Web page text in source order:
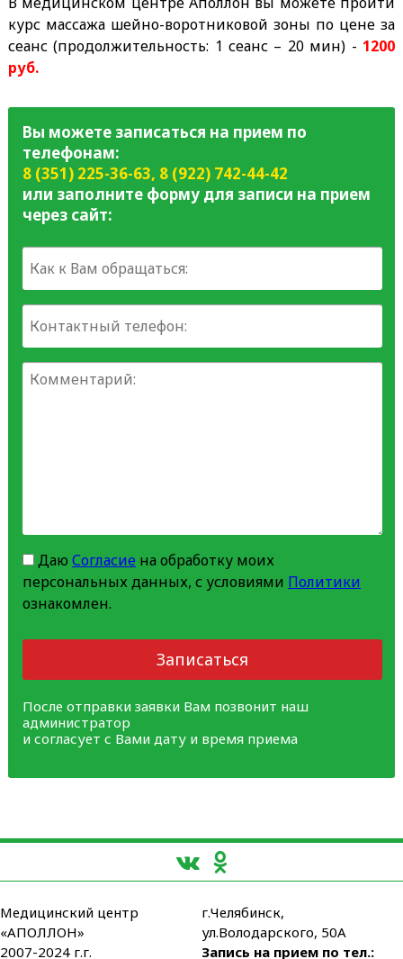
курс массажа шейно-воротниковой зоны по цене за
сеанс (продолжительность: 1 сеанс – 20 мин) - 1200
руб.
Вы можете записаться на прием по
телефонам:
8 (351) 225-36-63, 8 (922) 742-44-42
или заполните форму для записи на прием
через сайт:
Даю Согласиена обработку моих
персональных данных, с условиями Политики
ознакомлен.
Записаться
После отправки заявки Вам позвонит наш
администратор
и согласует с Вами дату и время приема
Медицинский центр
«АПОЛЛОН»
2007-2024 г.г.
г.Челябинск,
ул.Володарского, 50А
Запись на прием по тел.: